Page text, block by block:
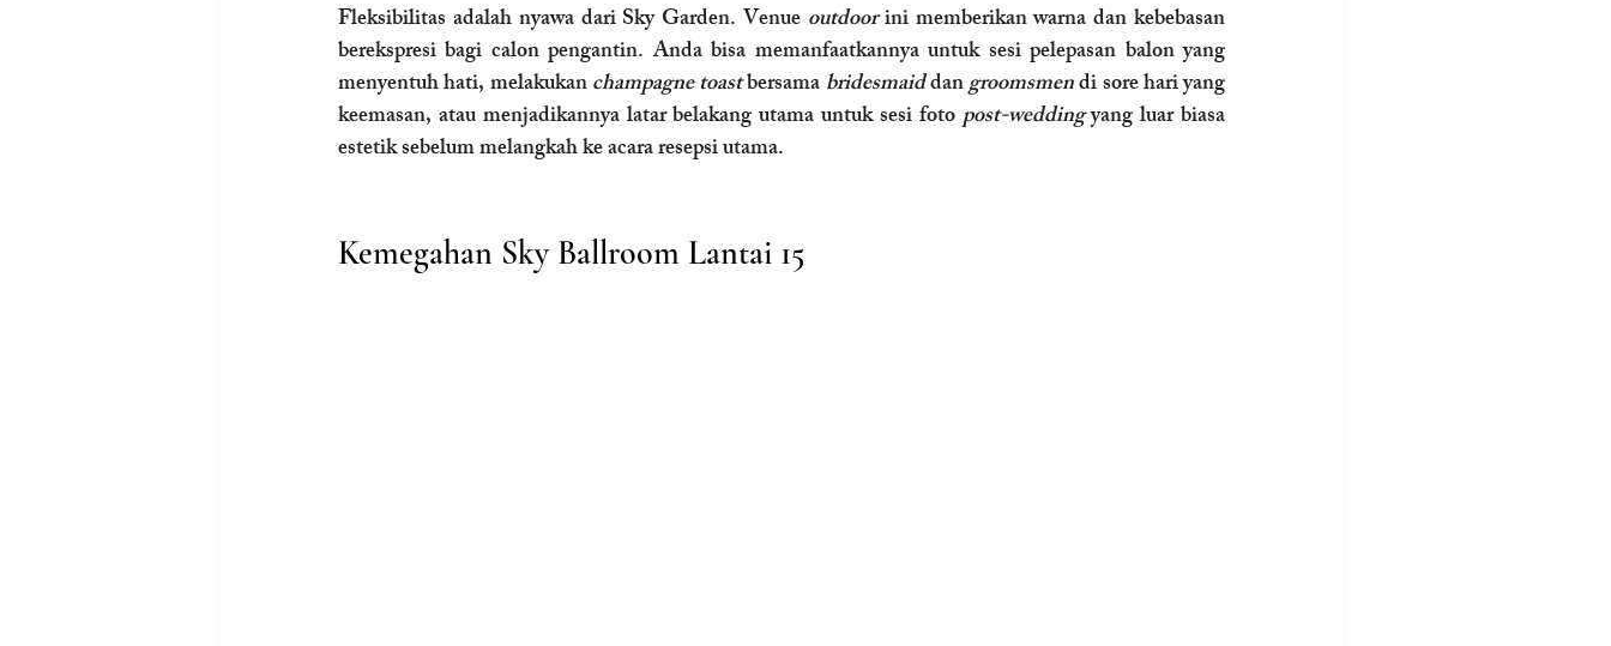
Fleksibilitas adalah nyawa dari Sky Garden. Venue outdoor ini memberikan warna dan kebebasan
berekspresi bagi calon pengantin. Anda bisa memanfaatkannya untuk sesi pelepasan balon yang
menyentuh hati, melakukan champagne toast bersama bridesmaid dan groomsmen di sore hari yang
keemasan, atau menjadikannya latar belakang utama untuk sesi foto post-wedding yang luar biasa
estetik sebelum melangkah ke acara resepsi utama.
Kemegahan Sky Ballroom Lantai 15